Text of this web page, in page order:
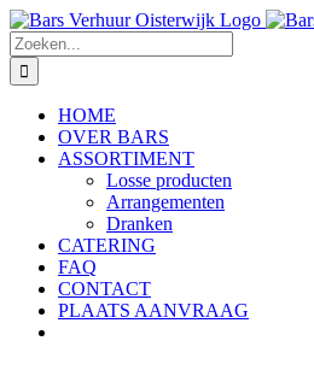
Ga
naar
inhoud
Zoeken
naar:
HOME
OVER BARS
ASSORTIMENT
Losse producten
Arrangementen
Dranken
CATERING
FAQ
CONTACT
PLAATS AANVRAAG